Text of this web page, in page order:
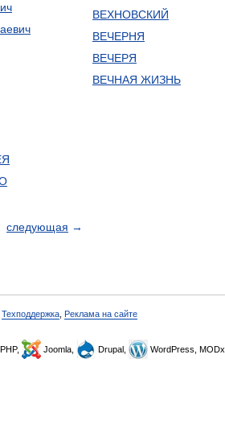
ВЕХНОВСКИЙ
ВЕЧЕРНЯ
ВЕЧЕРЯ
ВЕЧНАЯ ЖИЗНЬ
следующая →
Техподдержка Реклама на сайте
Joomla, Drupal, WordPress, MODx.